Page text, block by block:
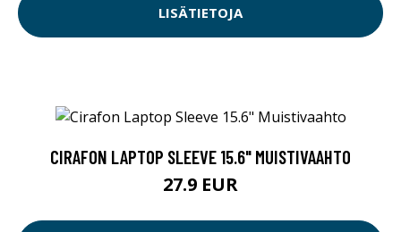
LISÄTIETOJA
CIRAFON LAPTOP SLEEVE 15.6" MUISTIVAAHTO
27.9 EUR